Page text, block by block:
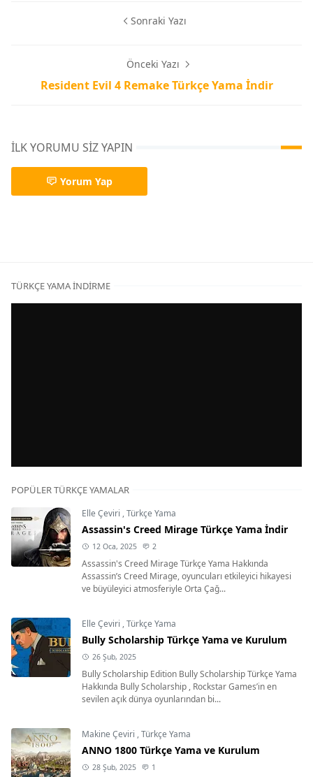
Sonraki Yazı
Önceki Yazı
Resident Evil 4 Remake Türkçe Yama İndir
İLK YORUMU SIZ YAPIN
Yorum Yap
TÜRKÇE YAMA İNDIRME
POPÜLER TÜRKÇE YAMALAR
Elle Çeviri ,Türkçe Yama
Assassin's Creed Mirage Türkçe Yama İndir
12 Oca, 2025 2
Assassin's Creed Mirage Türkçe Yama Hakkında
Assassin’s Creed Mirage, oyuncuları etkileyici hikayesi
ve büyüleyici atmosferiyle Orta Çağ...
Elle Çeviri ,Türkçe Yama
Bully Scholarship Türkçe Yama ve Kurulum
26 Şub, 2025
Bully Scholarship Edition Bully Scholarship Türkçe Yama
Hakkında Bully Scholarship , Rockstar Games’in en
sevilen açık dünya oyunlarından bi...
Makine Çeviri ,Türkçe Yama
ANNO 1800 Türkçe Yama ve Kurulum
28 Şub, 2025 1